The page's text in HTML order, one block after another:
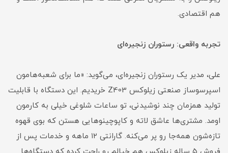
هم اقتصادی.
تجربه واقعی: رستوران زنجیره‌ای
علی، مدیر یک رستوران زنجیره‌ای، می‌گوید: «ما برای شعبه‌هامون
اسپرسوساز صنعتی زیلوکس Z403 خریدیم. این دستگاه با قابلیت
تولید همزمان چند نوشیدنی، تو ساعات شلوغی خیلی به کارمون
اومد. مشتری‌ها عاشق لاته و کاپوچینو‌هایی هستن که بوی قهوه
تازه‌شون همه‌جا رو پر می‌کنه. گارانتی ۱۲ ماهه و خدمات پس از